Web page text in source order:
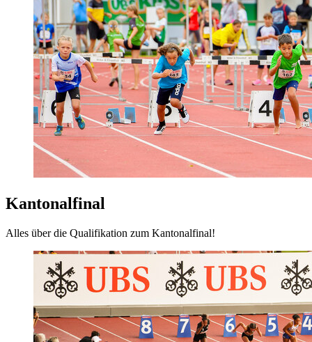
Kantonalfinal
Alles über die Qualifikation zum Kantonalfinal!